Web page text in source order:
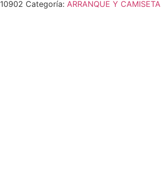
10902 Categoría: ARRANQUE Y CAMISETA